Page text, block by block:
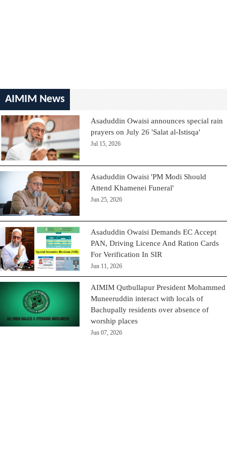
AIMIM News
Asaduddin Owaisi announces special rain
prayers on July 26 'Salat al-Istisqa'
Jul 15, 2026
Asaduddin Owaisi 'PM Modi Should
Attend Khamenei Funeral'
Jun 25, 2026
Asaduddin Owaisi Demands EC Accept
PAN, Driving Licence And Ration Cards
For Verification In SIR
Jun 11, 2026
AIMIM Qutbullapur President Mohammed
Muneeruddin interact with locals of
Bachupally residents over absence of
worship places
Jun 07, 2026